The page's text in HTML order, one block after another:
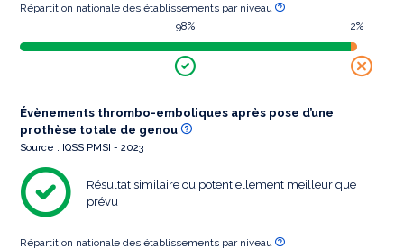
Répartition nationale des établissements par niveau
98%
2%
Évènements thrombo-emboliques après pose d’une
prothèse totale de genou
Source : IQSS PMSI - 2023
Résultat similaire ou potentiellement meilleur que
prévu
Répartition nationale des établissements par niveau